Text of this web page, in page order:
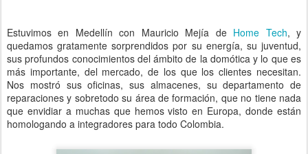
Estuvimos en Medellín con Mauricio Mejía de Home Tech, y
quedamos gratamente sorprendidos por su energía, su juventud,
sus profundos conocimientos del ámbito de la domótica y lo que es
más importante, del mercado, de los que los clientes necesitan.
Nos mostró sus oficinas, sus almacenes, su departamento de
reparaciones y sobretodo su área de formación, que no tiene nada
que envidiar a muchas que hemos visto en Europa, donde están
homologando a integradores para todo Colombia.